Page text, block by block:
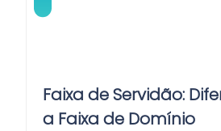
Faixa de Servidão:
a Faixa de Domínio